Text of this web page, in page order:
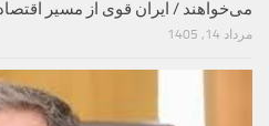
می‌خواهند / ایران قوی از مسیر
مرداد 14, 1405